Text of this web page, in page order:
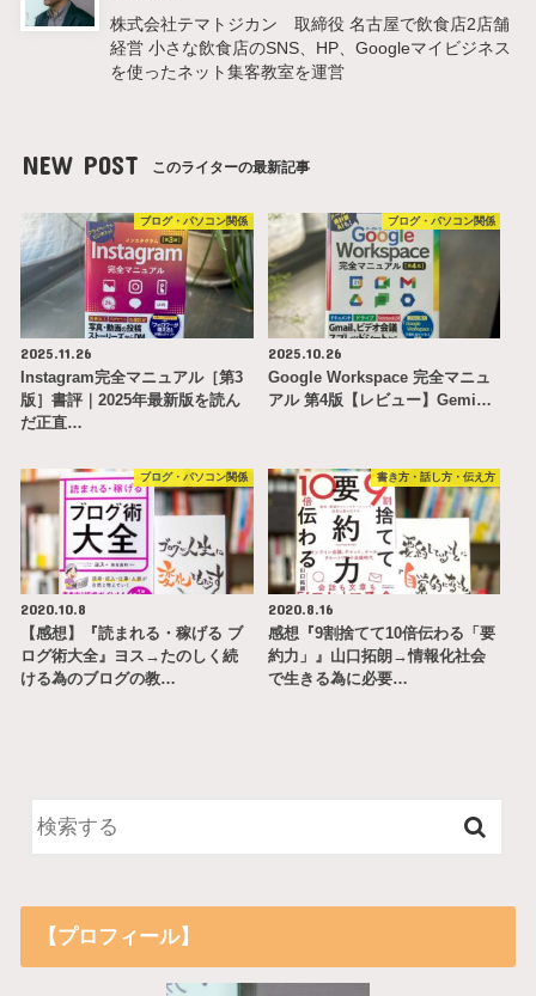
株式会社テマトジカン 取締役 名古屋で飲食店2店舗
経営 小さな飲食店のSNS、HP、Googleマイビジネス
を使ったネット集客教室を運営
NEW POST このライターの最新記事
ブログ・パソコン関係
2025.11.26
Instagram完全マニュアル［第3
版］書評｜2025年最新版を読ん
だ正直…
ブログ・パソコン関係
2025.10.26
Google Workspace 完全マニュ
アル 第4版【レビュー】Gemi…
ブログ・パソコン関係
2020.10.8
【感想】『読まれる・稼げる ブ
ログ術大全』ヨス→たのしく続
ける為のブログの教…
書き方・話し方・伝え方
2020.8.16
感想『9割捨てて10倍伝わる「要
約力」』山口拓朗→情報化社会
で生きる為に必要…
【プロフィール】